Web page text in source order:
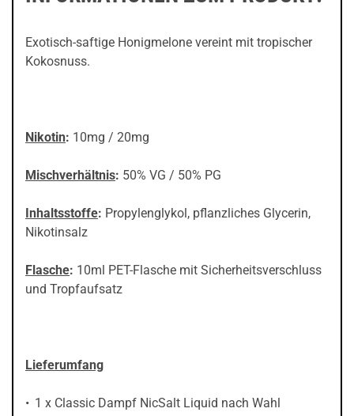
Exotisch-saftige Honigmelone vereint mit tropischer
Kokosnuss.
Nikotin: 10mg / 20mg
Mischverhältnis: 50% VG / 50% PG
Inhaltsstoffe: Propylenglykol, pflanzliches Glycerin,
Nikotinsalz
Flasche: 10ml PET-Flasche mit Sicherheitsverschluss
und Tropfaufsatz
Lieferumfang
1 x Classic Dampf NicSalt Liquid nach Wahl